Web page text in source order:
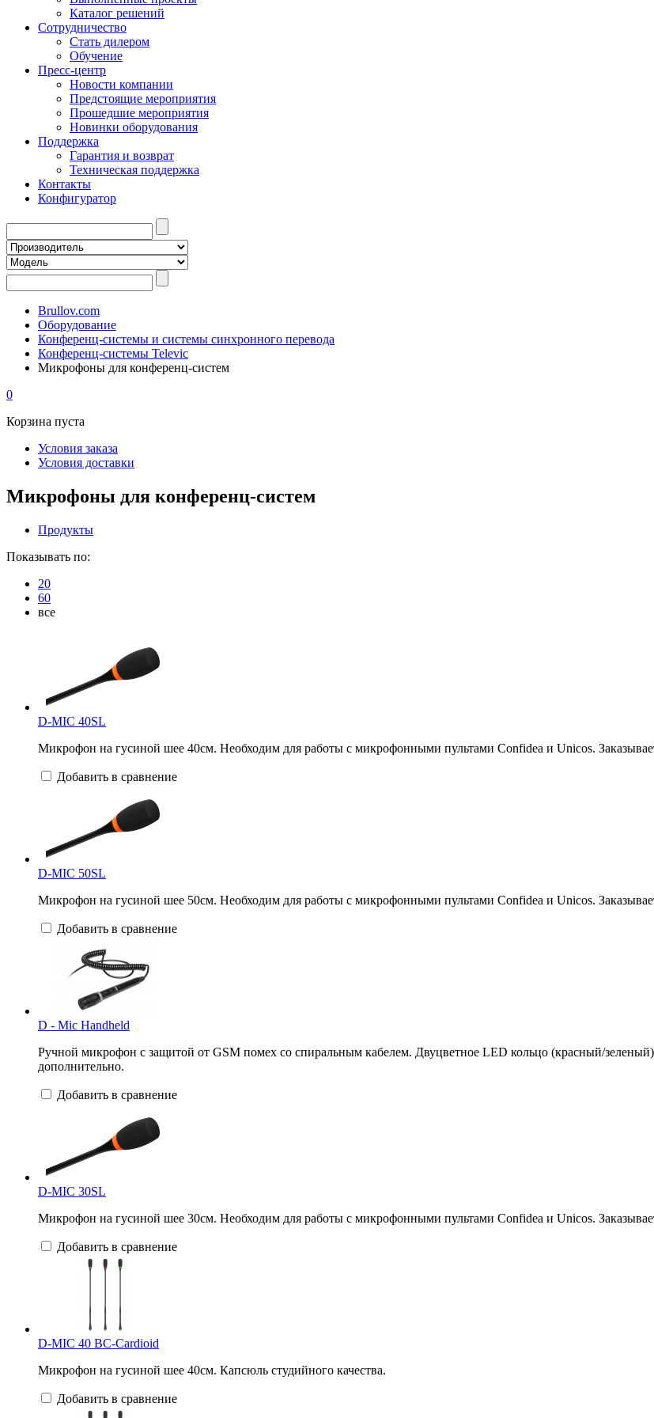
Каталог решений
Сотрудничество
Стать дилером
Обучение
Пресс-центр
Новости компании
Предстоящие мероприятия
Прошедшие мероприятия
Новинки оборудования
Поддержка
Гарантия и возврат
Техническая поддержка
Контакты
Конфигуратор
Brullov.com
Оборудование
Конференц-системы и системы синхронного перевода
Конференц-системы Televic
Микрофоны для конференц-систем
0
Корзина пуста
Условия заказа
Условия доставки
Микрофоны для конференц-систем
Продукты
Показывать по:
20
60
все
D-MIC 40SL
Микрофон на гусиной шее 40см. Необходим для работы с микрофонными пультами Confidea и Unicos.
Добавить в сравнение
D-MIC 50SL
Микрофон на гусиной шее 50см. Необходим для работы с микрофонными пультами Confidea и Unicos.
Добавить в сравнение
D - Mic Handheld
Ручной микрофон с защитой от GSM помех со спиральным кабелем. Двуцветное LED кольцо (красный/
дополнительно.
Добавить в сравнение
D-MIC 30SL
Микрофон на гусиной шее 30см. Необходим для работы с микрофонными пультами Confidea и Unicos.
Добавить в сравнение
D-MIC 40 BC-Cardioid
Микрофон на гусиной шее 40см. Капсюль студийного качества.
Добавить в сравнение